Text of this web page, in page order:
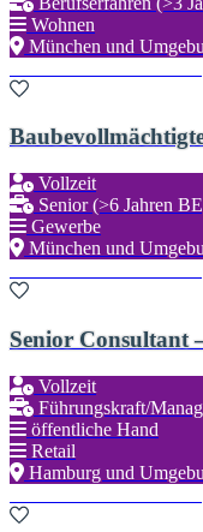
Wohnen
München und
Vollzeit
Senior (>6 Jahren
Gewerbe
München und
Senior Consultant
Vollzeit
Führungskraft/
öffentliche Hand
Retail
Hamburg und